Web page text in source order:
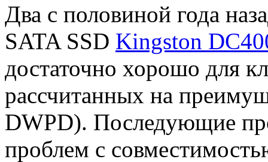
Два с половиной года
SATA SSD Kingston
достаточно хорошо для
рассчитанных на
DWPD). Последующие
проблем с